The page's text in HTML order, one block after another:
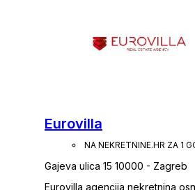
Eurovilla
NA NEKRETNINE.HR ZA 1
Gajeva ulica 15 10000 - Zagreb
Eurovilla agencija nekretnina